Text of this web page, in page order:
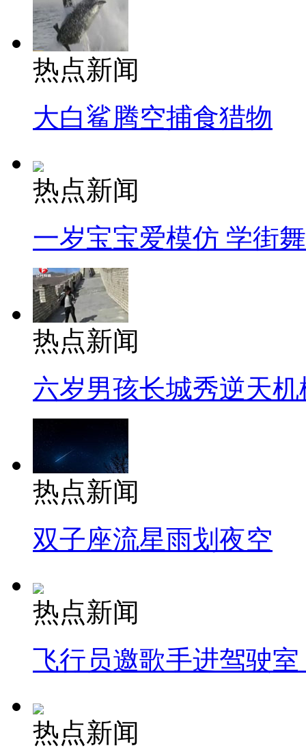
热点新闻
大白鲨腾空捕食猎物
热点新闻
一岁宝宝爱模仿 学街
热点新闻
六岁男孩长城秀逆天机
热点新闻
双子座流星雨划夜空
热点新闻
飞行员邀歌手进驾驶
热点新闻